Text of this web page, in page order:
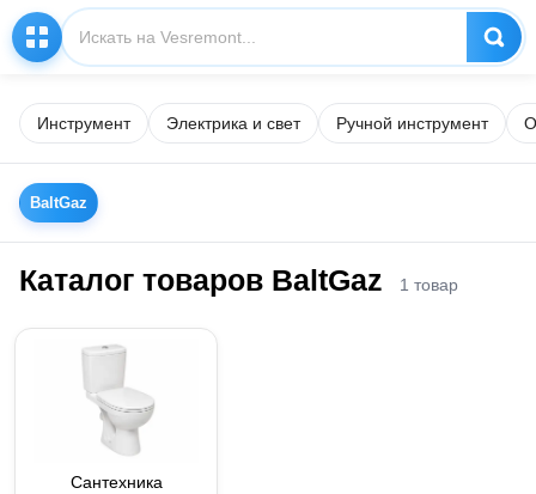
Инструмент Электрика и свет Ручной инструмент
BaltGaz
Каталог товаров BaltGaz 1 товар
Сантехника